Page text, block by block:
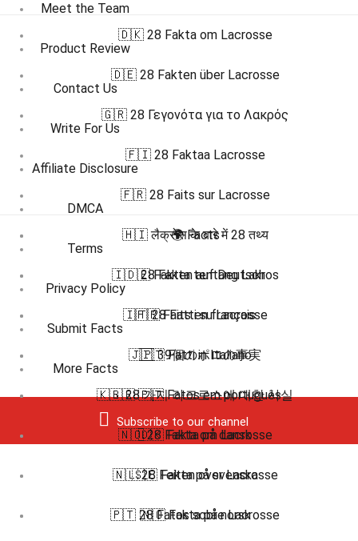
Meet the Team
Product Review
Contact Us
Write For Us
Affiliate Disclosure
DMCA
Terms
Privacy Policy
Submit Facts
More Facts
Subscribe to our channel
🇩🇰 28 Fakta om Lacrosse
🇩🇪 28 Fakten über Lacrosse
🇬🇷 28 Γεγονότα για το Λακρός
🇫🇮 28 Faktaa Lacrosse
🇫🇷 28 Faits sur Lacrosse
🇭🇮 लैक्रोस के बारे में 28 तथ्य
🇮🇩 28 Fakta tentang Lakros
🇮🇹 28 Fatti su Lacrosse
🇯🇵 39個のポロの事実
🇰🇷 28 가지 라크로스에 대한 사실
🇳🇴 28 Fakta om Lacrosse
🇳🇱 28 Feiten over Lacrosse
🇵🇹 28 Fatos sobre Lacrosse
🌍 Facts
🇩🇪 Fakten auf Deutsch
🇫🇷 Faits en français
🇮🇹 Fatti in Italiano
🇧🇷 🇵🇹 Fatos em português
🇩🇰 Fakta på dansk
🇸🇪 Fakta på svenska
🇳🇴 Fakta på norsk